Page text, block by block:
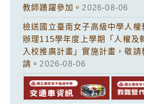
教師踴躍參加。 2026-08-06
檢送國立臺南女子高級中學人權
辦理115學年度上學期「人權及
入校推廣計畫」實施計畫，敬請
請。 2026-08-06